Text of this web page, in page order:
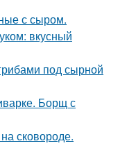
с сыром.
вкусный
под сырной
Борщ с
сковороде.